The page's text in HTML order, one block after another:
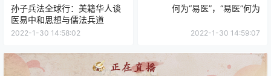
孙子兵法全球行：美籍华人谈
医易中和思想与儒法兵道
2022-1-30 14:58:02
何为“易医”，“易医”何为
2022-1-30 14:59:07